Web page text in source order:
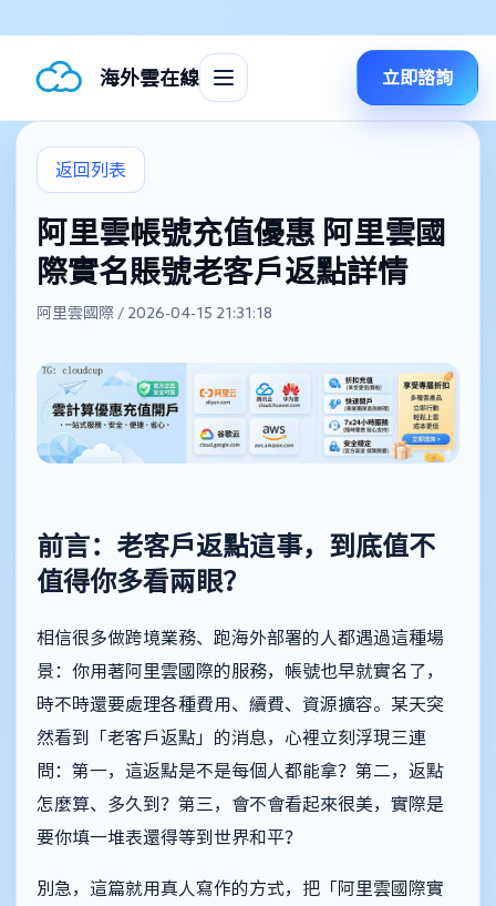
海外雲在線 立即諮詢
返回列表
阿里雲帳號充值優惠 阿里雲國
際實名賬號老客戶返點詳情
阿里雲國際 / 2026-04-15 21:31:18
前言：老客戶返點這事，到底值不
值得你多看兩眼？
相信很多做跨境業務、跑海外部署的人都遇過這種場
景：你用著阿里雲國際的服務，帳號也早就實名了，
時不時還要處理各種費用、續費、資源擴容。某天突
然看到「老客戶返點」的消息，心裡立刻浮現三連
問：第一，這返點是不是每個人都能拿？第二，返點
怎麼算、多久到？第三，會不會看起來很美，實際是
要你填一堆表還得等到世界和平？
別急，這篇就用真人寫作的方式，把「阿里雲國際實